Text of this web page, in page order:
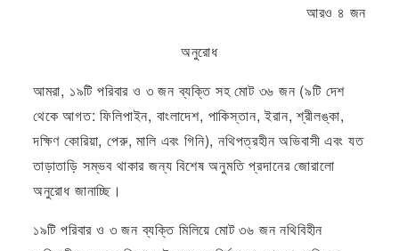
আরও ৪ জন
অনুরোধ
আমরা, ১৯টি পরিবার ও ৩ জন ব্যক্তি সহ মোট ৩৬ জন (৯টি দেশ
থেকে আগত: ফিলিপাইন, বাংলাদেশ, পাকিস্তান, ইরান, শ্রীলঙ্কা,
দক্ষিণ কোরিয়া, পেরু, মালি এবং গিনি), নথিপত্রহীন অভিবাসী এবং যত
তাড়াতাড়ি সম্ভব থাকার জন্য বিশেষ অনুমতি প্রদানের জোরালো
অনুরোধ জানাচ্ছি।
১৯টি পরিবার ও ৩ জন ব্যক্তি মিলিয়ে মোট ৩৬ জন নথিবিহীন